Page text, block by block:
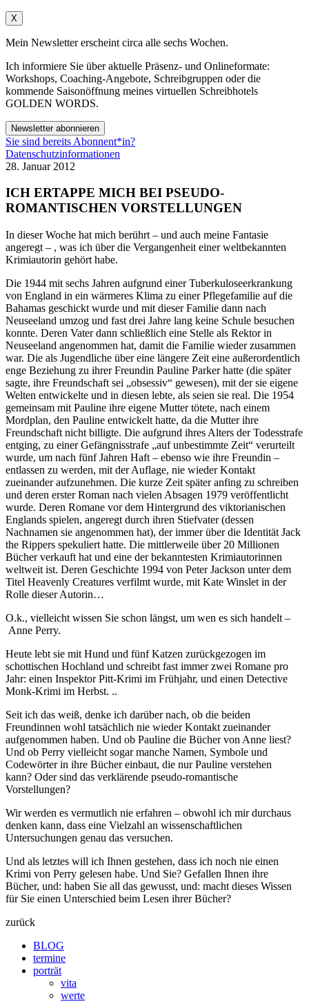
X
Mein Newsletter erscheint circa alle sechs Wochen.
Ich informiere Sie über aktuelle Präsenz- und Onlineformate:
Workshops, Coaching-Angebote, Schreibgruppen oder die
kommende Saisonöffnung meines virtuellen Schreibhotels
GOLDEN WORDS.
Newsletter abonnieren
Sie sind bereits Abonnent*in?
Datenschutzinformationen
28. Januar 2012
ICH ERTAPPE MICH BEI PSEUDO-
ROMANTISCHEN VORSTELLUNGEN
In dieser Woche hat mich berührt – und auch meine Fantasie
angeregt – , was ich über die Vergangenheit einer weltbekannten
Krimiautorin gehört habe.
Die 1944 mit sechs Jahren aufgrund einer Tuberkuloseerkrankung
von England in ein wärmeres Klima zu einer Pflegefamilie auf die
Bahamas geschickt wurde und mit dieser Familie dann nach
Neuseeland umzog und fast drei Jahre lang keine Schule besuchen
konnte. Deren Vater dann schließlich eine Stelle als Rektor in
Neuseeland angenommen hat, damit die Familie wieder zusammen
war. Die als Jugendliche über eine längere Zeit eine außerordentlich
enge Beziehung zu ihrer Freundin Pauline Parker hatte (die später
sagte, ihre Freundschaft sei „obsessiv“ gewesen), mit der sie eigene
Welten entwickelte und in diesen lebte, als seien sie real. Die 1954
gemeinsam mit Pauline ihre eigene Mutter tötete, nach einem
Mordplan, den Pauline entwickelt hatte, da die Mutter ihre
Freundschaft nicht billigte. Die aufgrund ihres Alters der Todesstrafe
entging, zu einer Gefängnisstrafe „auf unbestimmte Zeit“ verurteilt
wurde, um nach fünf Jahren Haft – ebenso wie ihre Freundin –
entlassen zu werden, mit der Auflage, nie wieder Kontakt
zueinander aufzunehmen. Die kurze Zeit später anfing zu schreiben
und deren erster Roman nach vielen Absagen 1979 veröffentlicht
wurde. Deren Romane vor dem Hintergrund des viktorianischen
Englands spielen, angeregt durch ihren Stiefvater (dessen
Nachnamen sie angenommen hat), der immer über die Identität Jack
the Rippers spekuliert hatte. Die mittlerweile über 20 Millionen
Bücher verkauft hat und eine der bekanntesten Krimiautorinnen
weltweit ist. Deren Geschichte 1994 von Peter Jackson unter dem
Titel Heavenly Creatures verfilmt wurde, mit Kate Winslet in der
Rolle dieser Autorin…
O.k., vielleicht wissen Sie schon längst, um wen es sich handelt –
Anne Perry.
Heute lebt sie mit Hund und fünf Katzen zurückgezogen im
schottischen Hochland und schreibt fast immer zwei Romane pro
Jahr: einen Inspektor Pitt-Krimi im Frühjahr, und einen Detective
Monk-Krimi im Herbst. ..
Seit ich das weiß, denke ich darüber nach, ob die beiden
Freundinnen wohl tatsächlich nie wieder Kontakt zueinander
aufgenommen haben. Und ob Pauline die Bücher von Anne liest?
Und ob Perry vielleicht sogar manche Namen, Symbole und
Codewörter in ihre Bücher einbaut, die nur Pauline verstehen
kann? Oder sind das verklärende pseudo-romantische
Vorstellungen?
Wir werden es vermutlich nie erfahren – obwohl ich mir durchaus
denken kann, dass eine Vielzahl an wissenschaftlichen
Untersuchungen genau das versuchen.
Und als letztes will ich Ihnen gestehen, dass ich noch nie einen
Krimi von Perry gelesen habe. Und Sie? Gefallen Ihnen ihre
Bücher, und: haben Sie all das gewusst, und: macht dieses Wissen
für Sie einen Unterschied beim Lesen ihrer Bücher?
zurück
BLOG
termine
porträt
vita
werte